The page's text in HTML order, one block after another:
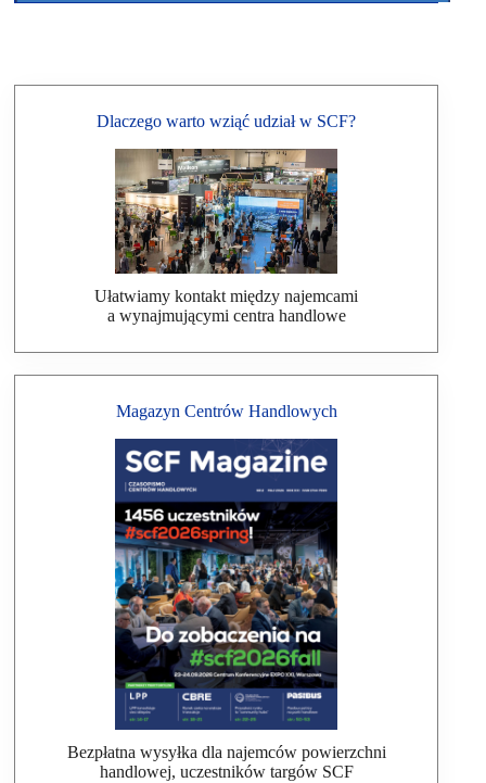
Dlaczego warto wziąć udział w SCF?
Ułatwiamy kontakt między najemcami
a wynajmującymi centra handlowe
Magazyn Centrów Handlowych
Bezpłatna wysyłka dla najemców powierzchni
handlowej, uczestników targów SCF